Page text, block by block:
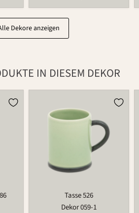
Dekore anzeigen
IN DIESEM DEKOR
Tasse 526
Dekor 059-1